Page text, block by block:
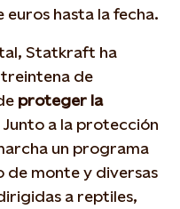
euros hasta la fecha.
Statkraft ha
de
proteger la
a la protección
un programa
de monte y diversas
a reptiles,